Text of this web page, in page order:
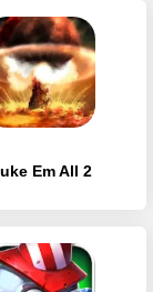
Em All 2